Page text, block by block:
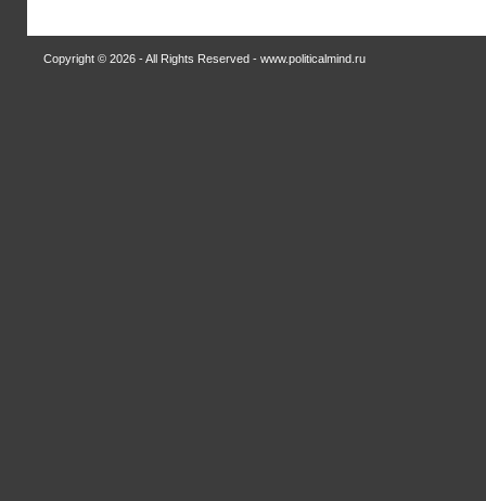
Copyright © 2026 - All Rights Reserved - www.politicalmind.ru